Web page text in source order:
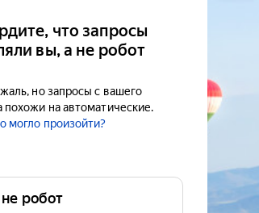
что запросы
вы, а не робот
но запросы с вашего
похожи на автоматические.
могло произойти?
Я не робот